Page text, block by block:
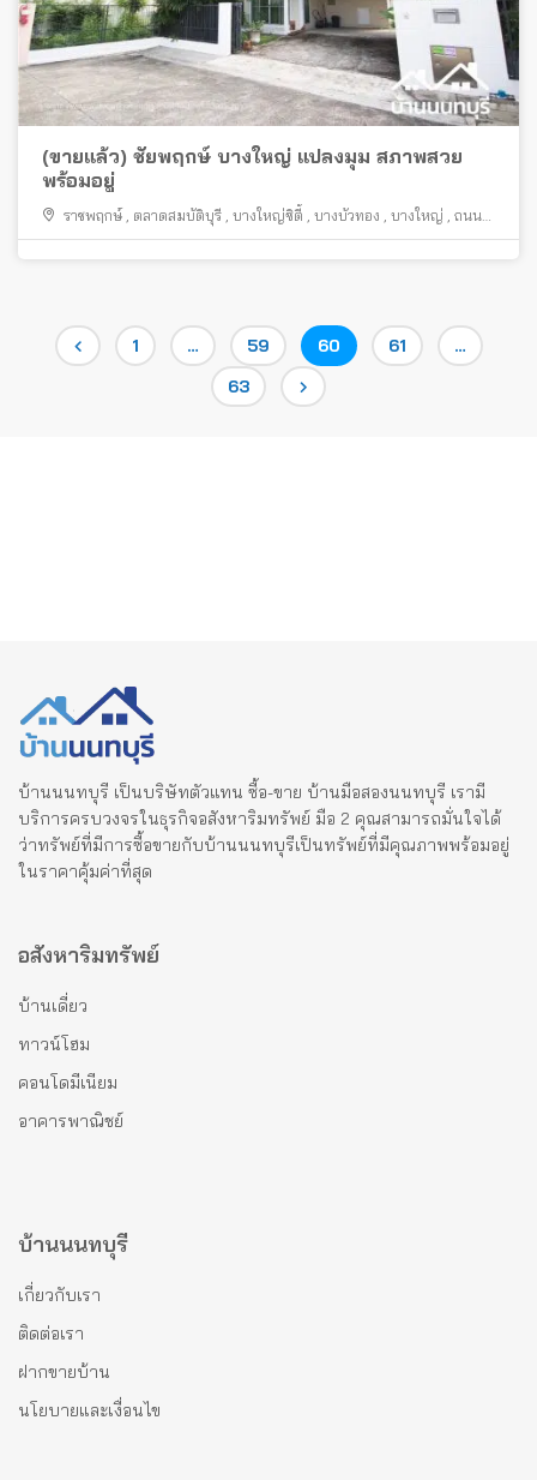
(ขายแล้ว) ชัยพฤกษ์ บางใหญ่ แปลงมุม สภาพสวย
พร้อมอยู่
ราชพฤกษ์ ตลาดสมบัติบุรี บางใหญ่ซิตี้ บางบัวทอง บางใหญ่
ถนน
กาญจนาภิเษก
Posts
pagination
Page
1 … Page
59 Page
60 Page
61
…
Page
63
บ้านนนทบุรี เป็นบริษัทตัวแทน ซื้อ-ขาย บ้านมือสองนนทบุรี เรามี
บริการครบวงจรในธุรกิจอสังหาริมทรัพย์ มือ 2 คุณสามารถมั่นใจได้
ว่าทรัพย์ที่มีการซื้อขายกับบ้านนนทบุรีเป็นทรัพย์ที่มีคุณภาพพร้อมอยู่
ในราคาคุ้มค่าที่สุด
อสังหาริมทรัพย์
บ้านเดี่ยว
ทาวน์โฮม
คอนโดมีเนียม
อาคารพาณิชย์
บ้านนนทบุรี
เกี่ยวกับเรา
ติดต่อเรา
ฝากขายบ้าน
นโยบายและเงื่อนไข